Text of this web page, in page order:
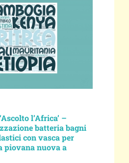
l’Africa’ –
batteria bagni
con vasca per
piovana nuova a